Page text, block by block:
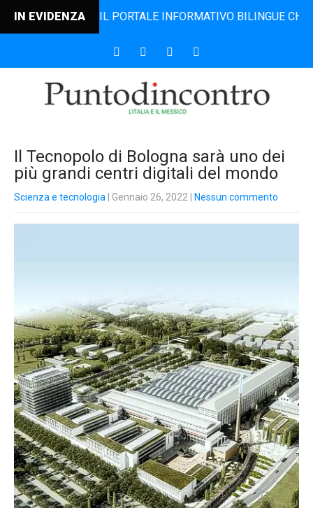
IN EVIDENZAIL PORTALE INFORMATIVO BILINGUE CHE
Il Tecnopolo di Bologna sarà uno dei
più grandi centri digitali del mondo
Scienza e tecnologia | Gennaio 26, 2022 Nessun commento